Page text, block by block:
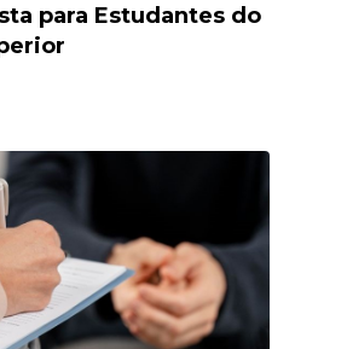
para Estudantes do